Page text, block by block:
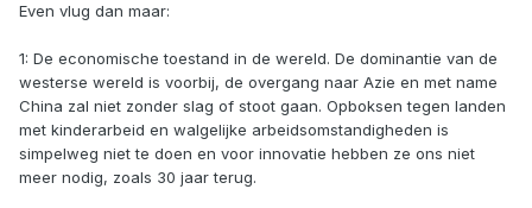
Even vlug dan maar:
1: De economische toestand in de wereld. De dominantie van de
westerse wereld is voorbij, de overgang naar Azie en met name
China zal niet zonder slag of stoot gaan. Opboksen tegen landen
met kinderarbeid en walgelijke arbeidsomstandigheden is
simpelweg niet te doen en voor innovatie hebben ze ons niet
meer nodig, zoals 30 jaar terug.